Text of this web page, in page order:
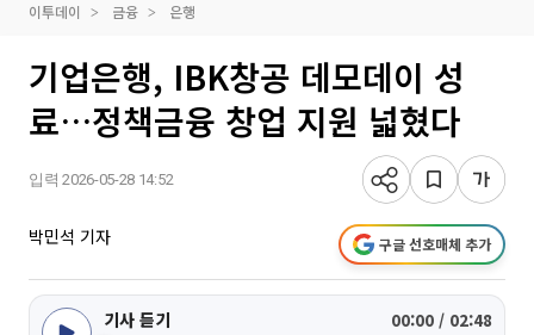
이투데이 금융 은행
기업은행, IBK창공 데모데이 성
료…정책금융 창업 지원 넓혔다
입력 2026-05-28 14:52
박민석 기자 구글 선호매체 추가
기사 듣기 00:00 / 02:48